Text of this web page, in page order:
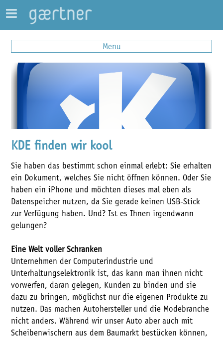
Menu
KDE finden wir kool
Sie haben das bestimmt schon einmal erlebt: Sie erhalten
ein Dokument, welches Sie nicht öffnen können. Oder Sie
haben ein iPhone und möchten dieses mal eben als
Datenspeicher nutzen, da Sie gerade keinen USB-Stick
zur Verfügung haben. Und? Ist es Ihnen irgendwann
gelungen?
Eine Welt voller Schranken
Unternehmen der Computerindustrie und
Unterhaltungselektronik ist, das kann man ihnen nicht
vorwerfen, daran gelegen, Kunden zu binden und sie
dazu zu bringen, möglichst nur die eigenen Produkte zu
nutzen. Das machen Autohersteller und die Modebranche
nicht anders. Während wir unser Auto aber auch mit
Scheibenwischern aus dem Baumarkt bestücken können,